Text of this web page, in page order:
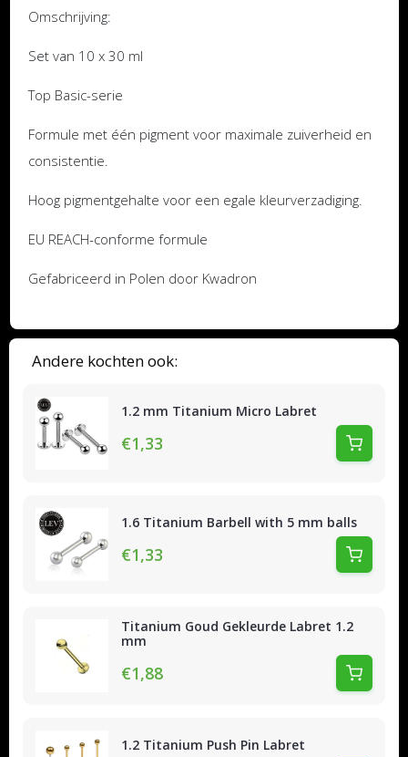
Andere kochten ook:
1.2 mm Titanium Micro Labret
€1,33
1.6 Titanium Barbell with 5 mm balls
€1,33
Titanium Goud Gekleurde Labret 1.2
mm
€1,88
1.2 Titanium Push Pin Labret
Omschrijving:
Set van 10 x 30 ml
Top Basic-serie
Formule met één pigment voor maximale zuiverheid en
consistentie.
Hoog pigmentgehalte voor een egale kleurverzadiging.
EU REACH-conforme formule
Gefabriceerd in Polen door Kwadron